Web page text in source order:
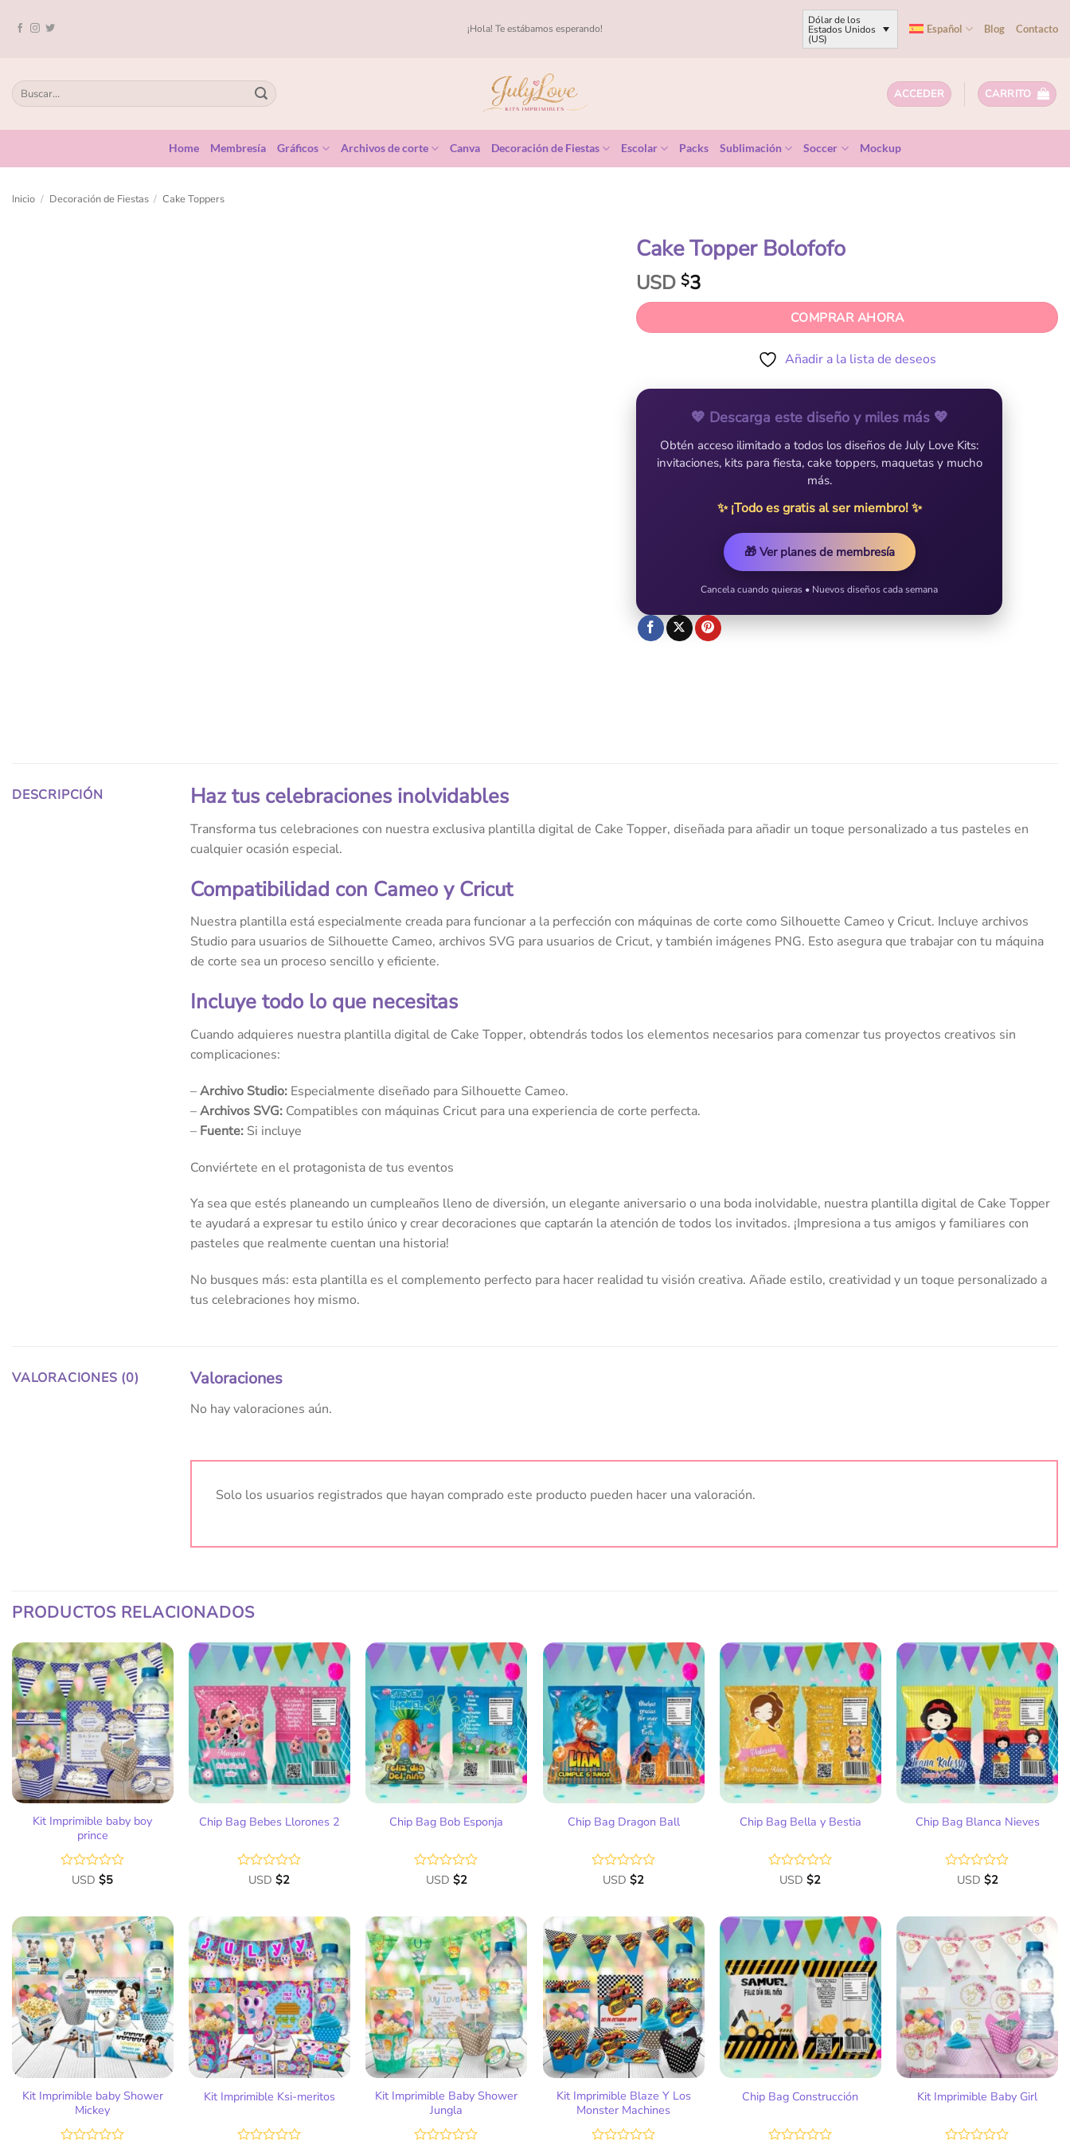
¡Hola! Te estábamos esperando!
Dólar de los
Estados Unidos
(US)
Español Blog Contacto
ACCEDER CARRITO
Home Membresía Gráficos Archivos de corte Canva Decoración de Fiestas Escolar Packs Sublimación Soccer Mockup
Inicio / Decoración de Fiestas / Cake Toppers
Cake Topper Bolofofo
USD $3
COMPRAR AHORA
Añadir a la lista de deseos
💖 Descarga este diseño y miles más 💖
Obtén acceso ilimitado a todos los diseños de July Love Kits:
invitaciones, kits para fiesta, cake toppers, maquetas y mucho
más.
✨ ¡Todo es gratis al ser miembro! ✨
🎁 Ver planes de membresía
Cancela cuando quieras • Nuevos diseños cada semana
DESCRIPCIÓN Haz tus celebraciones inolvidables
Transforma tus celebraciones con nuestra exclusiva plantilla digital de Cake Topper, diseñada para añadir un toque personalizado a tus pasteles en
cualquier ocasión especial.
Compatibilidad con Cameo y Cricut
Nuestra plantilla está especialmente creada para funcionar a la perfección con máquinas de corte como Silhouette Cameo y Cricut. Incluye archivos
Studio para usuarios de Silhouette Cameo, archivos SVG para usuarios de Cricut, y también imágenes PNG. Esto asegura que trabajar con tu máquina
de corte sea un proceso sencillo y eficiente.
Incluye todo lo que necesitas
Cuando adquieres nuestra plantilla digital de Cake Topper, obtendrás todos los elementos necesarios para comenzar tus proyectos creativos sin
complicaciones:
–Archivo Studio: Especialmente diseñado para Silhouette Cameo.
–Archivos SVG: Compatibles con máquinas Cricut para una experiencia de corte perfecta.
– Fuente: Si incluye
Conviértete en el protagonista de tus eventos
Ya sea que estés planeando un cumpleaños lleno de diversión, un elegante aniversario o una boda inolvidable, nuestra plantilla digital de Cake Topper
te ayudará a expresar tu estilo único y crear decoraciones que captarán la atención de todos los invitados. ¡Impresiona a tus amigos y familiares con
pasteles que realmente cuentan una historia!
No busques más: esta plantilla es el complemento perfecto para hacer realidad tu visión creativa. Añade estilo, creatividad y un toque personalizado a
tus celebraciones hoy mismo.
VALORACIONES (0) Valoraciones
No hay valoraciones aún.
Solo los usuarios registrados que hayan comprado este producto pueden hacer una valoración.
PRODUCTOS RELACIONADOS
Añadir
a la
lista
de
deseos
Kit Imprimible baby boy
prince
Valorado
de
5
USD$5
Añadir
a la
lista
de
deseos
Chip Bag Bebes Llorones 2
Valorado
de
5
USD$2
Añadir
a la
lista
de
deseos
Chip Bag Bob Esponja
Valorado
USD $2
Añadir
a la
lista
de
deseos
Chip Bag Dragon Ball
Valorado
de
5
USD$2
Añadir
a la
lista
de
deseos
Chip Bag Bella y Bestia
Valorado
de
USD$2
Añadir
a la
lista
de
deseos
Chip Bag Blanca Nieves
Valorado
de
5
USD $2
Añadir
a la
lista
de
deseos
Kit Imprimible baby Shower
Mickey
Añadir
a la
lista
de
deseos
Kit Imprimible Ksi-meritos
Añadir
a la
lista
de
deseos
Kit Imprimible Baby Shower
Jungla
Añadir
a la
lista
de
deseos
Kit Imprimible Blaze Y Los
Monster Machines
Añadir
a la
lista
de
Chip Bag Construcción
Añadir
a la
lista
de
deseos
Kit Imprimible Baby Girl